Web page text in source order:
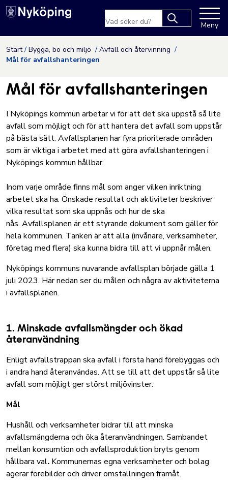
Hoppa till innehåll
Nyköpings kommuns
results.
Meny
Start Bygga, bo och miljö
Avfall och återvinning
Mål för avfallshanteringen
Mål för avfallshanteringen
I Nyköpings kommun arbetar vi för att det ska uppstå så lite
avfall som möjligt och för att hantera det avfall som uppstår
på bästa sätt. Avfallsplanen har fyra prioriterade områden
som är viktiga i arbetet med att göra avfallshanteringen i
Nyköpings kommun hållbar.
Inom varje område finns mål som anger vilken inriktning
arbetet ska ha. Önskade resultat och aktiviteter beskriver
vilka resultat som ska uppnås och hur de ska
nås. Avfallsplanen är ett styrande dokument som gäller för
hela kommunen. Tanken är att alla (invånare, verksamheter,
företag med flera) ska kunna bidra till att vi uppnår målen.
Nyköpings kommuns nuvarande avfallsplan började gälla 1
juli 2023. Här nedan ser du målen och några av aktiviteterna
i avfallsplanen.
1. Minskade avfallsmängder och ökad
återanvändning
Enligt avfallstrappan ska avfall i första hand förebyggas och
i andra hand återanvändas. Att se till att det uppstår så lite
avfall som möjligt ger störst miljövinster.
Mål
Hushåll och verksamheter bidrar till att minska
avfallsmängderna och öka återanvändningen. Sambandet
mellan konsumtion och avfallsproduktion bryts genom
hållbara val. Kommunernas egna verksamheter och bolag
agerar förebilder och driver omställningen framåt.